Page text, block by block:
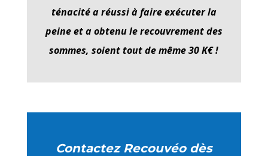
ténacité a réussi à faire exécuter la
peine et a obtenu le recouvrement des
sommes, soient tout de même 30 K€ !
Contactez Recouvéo dès